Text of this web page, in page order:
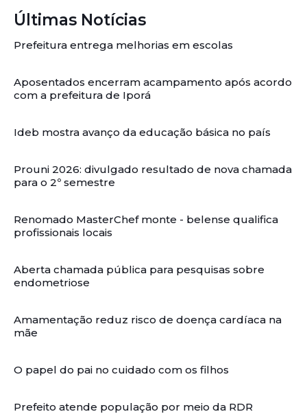
Últimas Notícias
Prefeitura entrega melhorias em escolas
Aposentados encerram acampamento após acordo
com a prefeitura de Iporá
Ideb mostra avanço da educação básica no país
Prouni 2026: divulgado resultado de nova chamada
para o 2º semestre
Renomado MasterChef monte - belense qualifica
profissionais locais
Aberta chamada pública para pesquisas sobre
endometriose
Amamentação reduz risco de doença cardíaca na
mãe
O papel do pai no cuidado com os filhos
Prefeito atende população por meio da RDR